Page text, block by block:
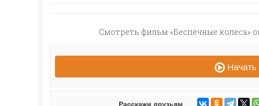
Смотреть фильм «Беспечные колеса»
Расскажи друзьям